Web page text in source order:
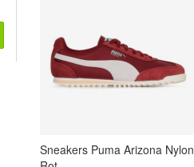
Sneakers Puma Arizona Nylon